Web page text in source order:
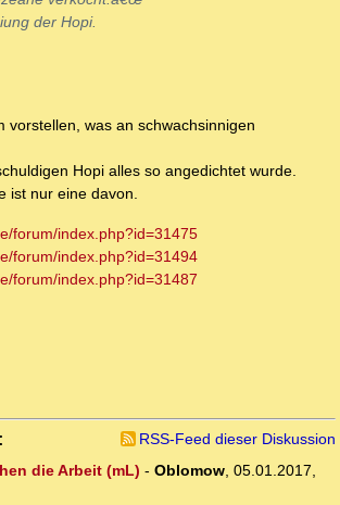
der Hopi.
vorstellen, was an schwachsinnigen
Hopi alles so angedichtet wurde.
ist nur eine davon.
forum/index.php?id=31475
forum/index.php?id=31494
forum/index.php?id=31487
RSS-Feed dieser Diskussion
die Arbeit (mL) - Oblomow, 05.01.2017,